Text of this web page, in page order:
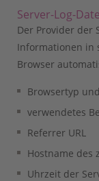
Server-Log-
Der Provider der
Informationen in
Browser
Browsertyp
verwendetes
Referrer URL
Hostname des
Uhrzeit der